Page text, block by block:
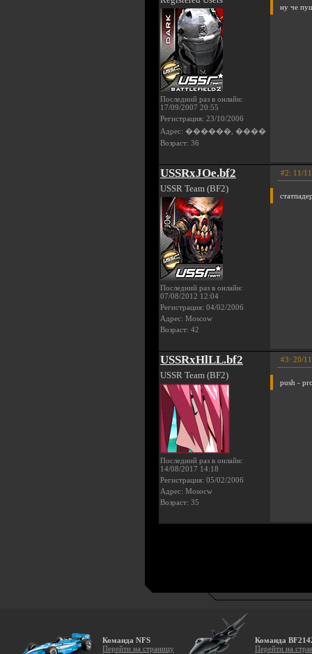
Последний раз в онлайн:
17/09/2007 20:55
Регистрация: 23/10/2006
Адрес: ������, ����
Возраст: 36
ну че
USSRxJOe.bf2
USSR Team (BF2)
Последний раз в онлайн:
07/08/2012 12:04
Регистрация: 04/02/2006
Адрес: Moscow
Возраст: 42
#2: 11/
USSRxHlLL.bf2
USSR Team (BF2)
Последний раз в онлайн:
14/08/2017 14:18
Регистрация: 05/02/2006
Адрес: Mosocw
Возраст: 35
#3: 20/
push -
Команда NFS
Перейти на страницу
Команда
Перейти на